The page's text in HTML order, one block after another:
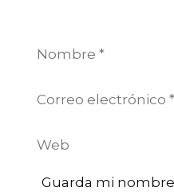
Nombre
Correo
Web
Guarda mi